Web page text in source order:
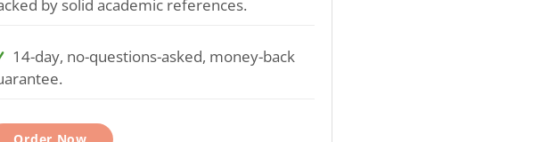
by solid academic references.
14-day, no-questions-asked, money-back
Order Now